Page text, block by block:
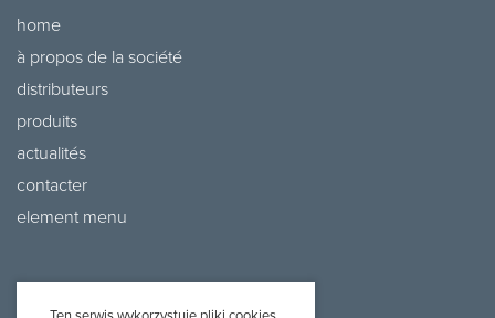
home
à propos de la société
distributeurs
produits
actualités
contacter
element menu